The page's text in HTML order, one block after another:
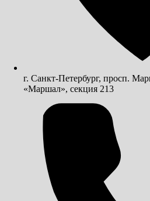
г. Санкт-Петербург, просп.
«Маршал», секция 213